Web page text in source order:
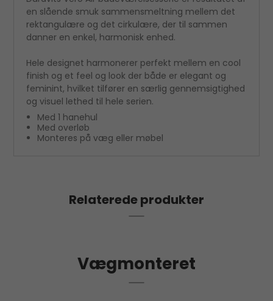
en slående smuk sammensmeltning mellem det
rektangulære og det cirkulære, der til sammen
danner en enkel, harmonisk enhed.
Hele designet harmonerer perfekt mellem en cool
finish og et feel og look der både er elegant og
feminint, hvilket tilfører en særlig gennemsigtighed
og visuel lethed til hele serien.
Med 1 hanehul
Med overløb
Monteres på væg eller møbel
Relaterede produkter
Vægmonteret